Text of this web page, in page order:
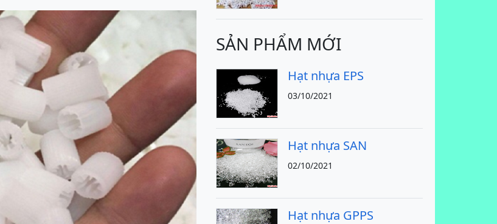
SẢN PHẨM MỚI
Hạt nhựa EPS
03/10/2021
Hạt nhựa SAN
02/10/2021
Hạt nhựa GPPS